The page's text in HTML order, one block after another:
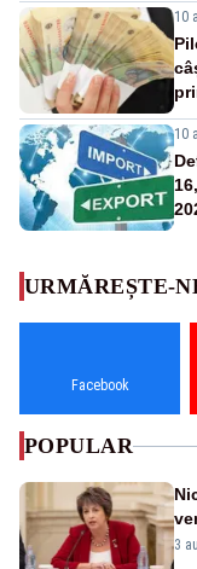
10
10
URMĂREȘTE-
Facebook
POPULAR
3